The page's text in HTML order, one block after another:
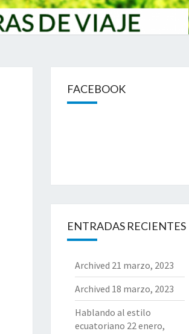
FACEBOOK
ENTRADAS RECIENTES
Archived 21 marzo, 2023
Archived 18 marzo, 2023
Hablando al estilo
ecuatoriano 22 enero,